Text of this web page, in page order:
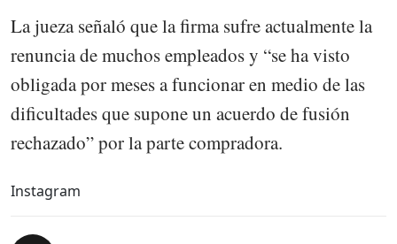
La jueza señaló que la firma sufre actualmente la
renuncia de muchos empleados y “se ha visto
obligada por meses a funcionar en medio de las
dificultades que supone un acuerdo de fusión
rechazado” por la parte compradora.
Instagram